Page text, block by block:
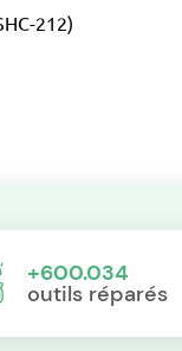
212)
+600.034
outils réparés